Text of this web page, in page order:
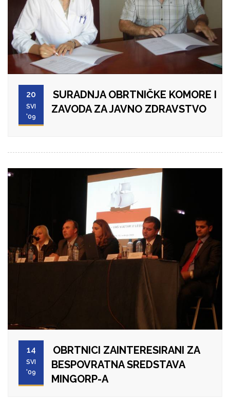
20
SVI
'09
SURADNJA OBRTNIČKE KOMORE I
ZAVODA ZA JAVNO ZDRAVSTVO
14
SVI
'09
OBRTNICI ZAINTERESIRANI ZA
BESPOVRATNA SREDSTAVA
MINGORP-A